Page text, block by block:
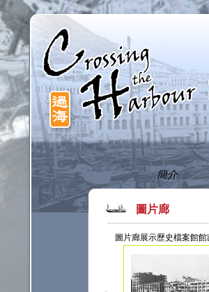
簡介
圖片廊
圖片廊展示歷史檔案館